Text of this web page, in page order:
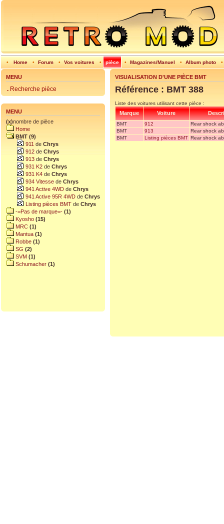
• Home • Forum • Vos voitures • pièce • Magazines/Manuel • Album photo •
MENU
. Recherche pièce
MENU
(x)nombre de pièce
Home
BMT (9)
911 de Chrys
912 de Chrys
913 de Chrys
931 K2 de Chrys
931 K4 de Chrys
934 Vitesse de Chrys
941 Active 4WD de Chrys
941 Active 95R 4WD de Chrys
Listing pièces BMT de Chrys
-=Pas de marque=- (1)
Kyosho (15)
MRC (1)
Mantua (1)
Robbe (1)
SG (2)
SVM (1)
Schumacher (1)
VISUALISATION D'UNE PIÈCE BMT
Référence : BMT 388
Liste des voitures utilisant cette pièce :
Marque Voiture
BMT 912
Rear shock
BMT
913
Rear shock
BMT
Listing pièces BMT Rear shock